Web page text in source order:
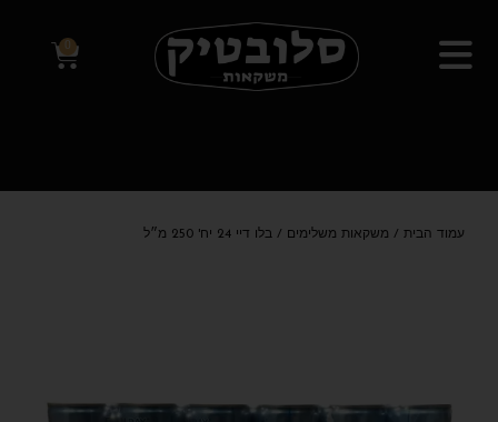
0
עמוד הבית / משקאות משלימים / בלו דיי 24 יח' 250 מ״ל